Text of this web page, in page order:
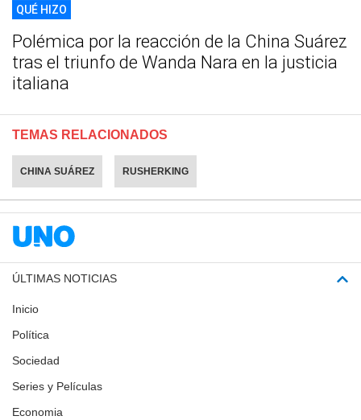
QUÉ HIZO
Polémica por la reacción de la China Suárez
tras el triunfo de Wanda Nara en la justicia
italiana
TEMAS RELACIONADOS
CHINA SUÁREZ RUSHERKING
ÚLTIMAS NOTICIAS
Inicio
Política
Sociedad
Series y Películas
Economia